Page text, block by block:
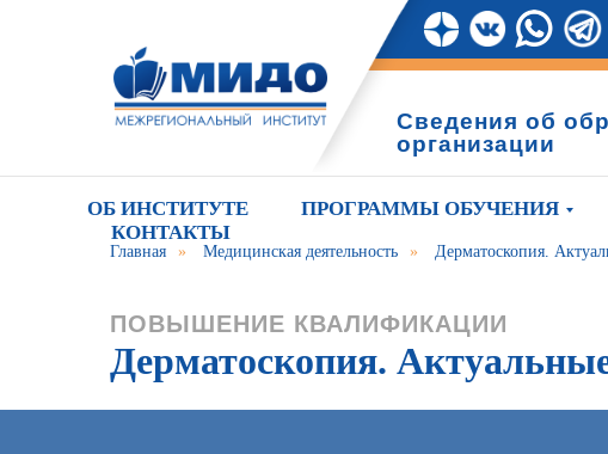
Сведения об
организации
ОБ ИНСТИТУТЕ ПРОГРАММЫ ОБУЧЕНИЯ
КОНТАКТЫ
Главная » Медицинская деятельность » Дерматоскопия.
ПОВЫШЕНИЕ КВАЛИФИКАЦИИ
Дерматоскопия.